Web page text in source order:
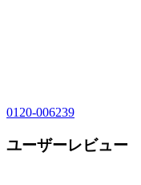
0120-006239
ユーザーレビュー